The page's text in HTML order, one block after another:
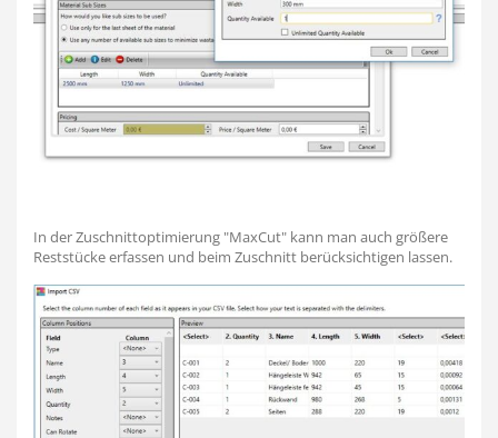
In der Zuschnittoptimierung "MaxCut" kann man auch größere
Reststücke erfassen und beim Zuschnitt berücksichtigen lassen.